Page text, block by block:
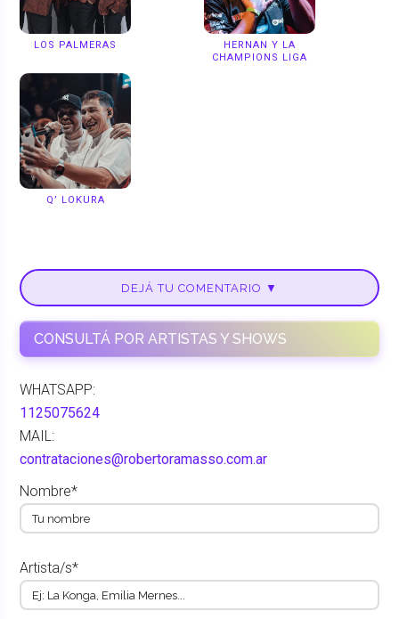
LOS PALMERAS
HERNAN Y LA
CHAMPIONS LIGA
Q’ LOKURA
DEJÁ TU COMENTARIO ▼
CONSULTÁ POR ARTISTAS Y SHOWS
WHATSAPP:
1125075624
MAIL:
contrataciones@robertoramasso.com.ar
Nombre*
Artista/s*